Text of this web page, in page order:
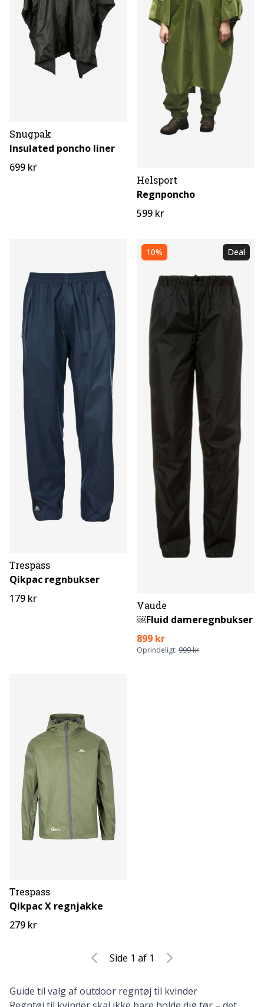
Snugpak
Insulated poncho liner
699 kr
Helsport
Regnponcho
599 kr
Trespass
Qikpac regnbukser
179 kr
10% Deal
Vaude
￼Fluid dameregnbukser
899 kr
Oprindeligt: 999 kr
Trespass
Qikpac X regnjakke
279 kr
Side 1 af 1
Guide til valgafoutdoor regntøj til kvinder